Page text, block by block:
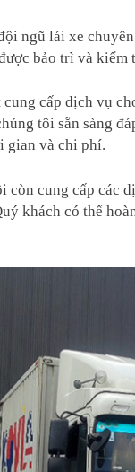
ngũ lái xe
bảo trì và kiểm
cấp dịch vụ
tôi sẵn sàng
gian và chi phí.
còn cung cấp các
khách có thể